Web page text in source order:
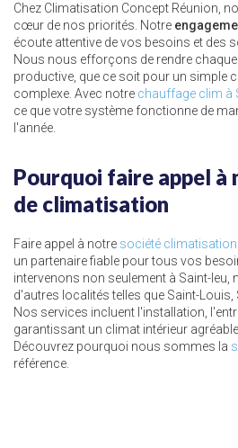
Chez Climatisation Concept Réunion,
cœur de nos priorités. Notre
écoute attentive de vos besoins et des
Nous nous efforçons de rendre
productive, que ce soit pour un simple
complexe. Avec notre chauffage clim à
ce que votre système fonctionne de
l'année.
Pourquoi faire appel à
de climatisation
Faire appel à notre société climatisation
un partenaire fiable pour tous vos
intervenons non seulement à Saint-leu,
d'autres localités telles que Saint-Louis,
Nos services incluent l'installation,
garantissant un climat intérieur
Découvrez pourquoi nous sommes la
référence.